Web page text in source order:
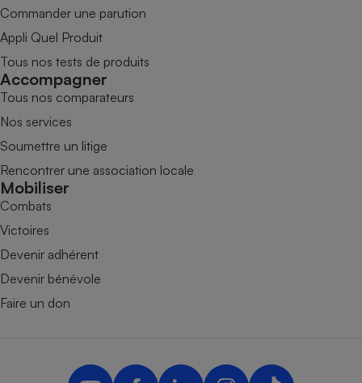
Commander une parution
Appli Quel Produit
Tous nos tests de produits
Accompagner
Tous nos comparateurs
Nos services
Soumettre un litige
Rencontrer une association locale
Mobiliser
Combats
Victoires
Devenir adhérent
Devenir bénévole
Faire un don